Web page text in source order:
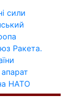
сили
Ракета.
НАТО